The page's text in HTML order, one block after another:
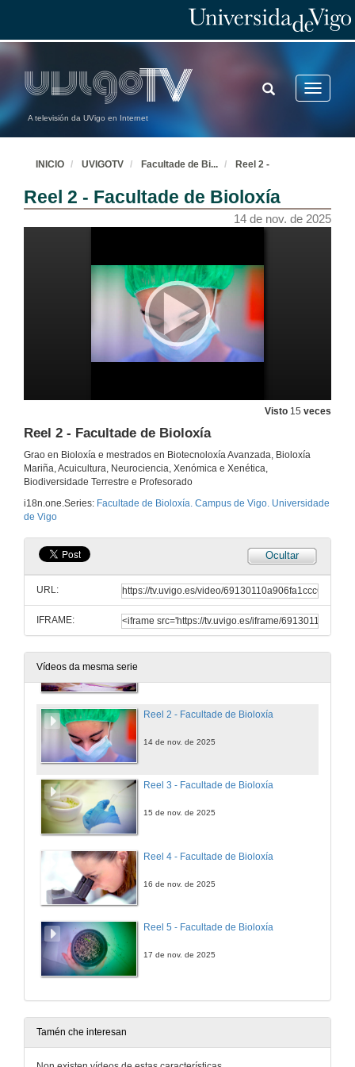
A televisión da UVigo en Internet
Toggle
TOGGLE
SEARCH
INICIO UVIGOTV Facultade de Bi... Reel 2 -
Reel 2 - Facultade de Bioloxía
14 de nov. de 2025
Visto 15 veces
Reel 2 - Facultade de Bioloxía
Grao en Bioloxía e mestrados en Biotecnoloxía Avanzada, Bioloxía
Mariña, Acuicultura, Neurociencia, Xenómica e Xenética,
Biodiversidade Terrestre e Profesorado
i18n.one.Series: Facultade de Bioloxía. Campus de Vigo. Universidade
de Vigo
Ocultar
URL:
IFRAME:
Vídeos da mesma serie
Facultade de Bioloxía. Campus de Vigo
Facultad de Biología. Campus de Vigo
8 de nov. de 2025
Faculty of Biology. Vigo Campus
Grao en Bioloxía. Campus de Vigo
10 de nov. de 2025
Grado en Biología. Campus de Vigo
12 de nov. de 2025
Reel 2 - Facultade de Bioloxía
14 de nov. de 2025
Reel 3 - Facultade de Bioloxía
15 de nov. de 2025
Reel 4 - Facultade de Bioloxía
16 de nov. de 2025
Reel 5 - Facultade de Bioloxía
17 de nov. de 2025
Tamén che interesan